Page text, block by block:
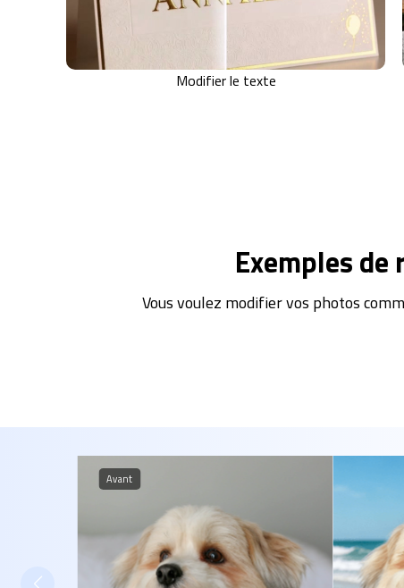
Modifier le texte
Exemples
Vous voulez modifier vos photos
Avant